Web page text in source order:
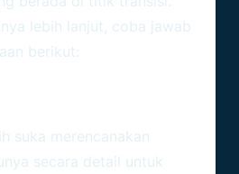
lebih lanjut, coba jawab
berikut:
suka merencanakan
secara detail untuk